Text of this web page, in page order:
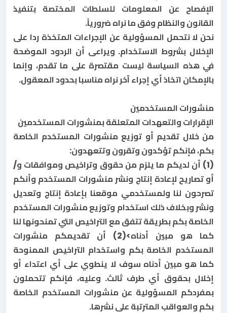
الإفصاح عن المعلومات للسلطات المختصة بتنفيذ
القانون والنظام وفق ما نراه ضرورياً.
نحن لا نتحمل المسؤولية عن الإجراءات المتخذة ردا على
الإخلال بشروط الاستخدام. ويراعى أن الردود الموضحة
في هذه السياسة ليست مقتصرة على ما تقدم، وإنما
بالإمكان اتخاذ أي إجراء آخر نراه مناسبا بحدود المعقول.
منشورات المستخدمين
الإقرارات والتعهدات المتعلقة بمنشورات المستخدمين
من خلال تقديم أو توزيع منشورات المستخدم الخاصة
بكم، فإنكم تؤكدون وتقرون وتتعهدون:
(1) أن لديكم ما يلزم من حقوق وتراخيص وموافقات و/
أو تصاريح لإعادة إنتاج ونشر منشورات المستخدم وأنكم
تصرحون لنا ولمستخدمي موقعنا بإعادة إنتاج وتعديل
ونشر وبخلاف ذلك استخدام وتوزيع منشورات المستخدم
الخاصة بكم بطريقة تتفق مع التراخيص التي تمنحونها لنا
كما هو مبين أدناه>(2) أن تقديمكم منشورات
المستخدم الخاصة بكم واستخدام التراخيص الممنوحة
كما هو مبين أدناه سوف لا ينطوي على أي اعتداء أو
إخلال بحقوق أي طرف ثالث. وعليه، فإنكم تتحملون
بمفردكم المسؤولية عن منشورات المستخدم الخاصة
بكم والعواقب المترتبة على نشرها.